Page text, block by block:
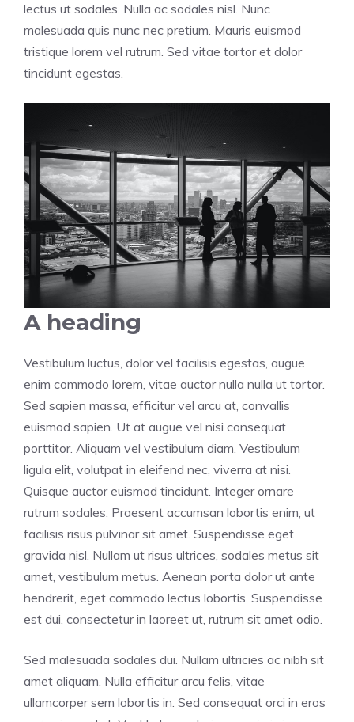
lectus ut sodales. Nulla ac sodales nisl. Nunc
malesuada quis nunc nec pretium. Mauris euismod
tristique lorem vel rutrum. Sed vitae tortor et dolor
tincidunt egestas.
A heading
Vestibulum luctus, dolor vel facilisis egestas, augue
enim commodo lorem, vitae auctor nulla nulla ut tortor.
Sed sapien massa, efficitur vel arcu at, convallis
euismod sapien. Ut at augue vel nisi consequat
porttitor. Aliquam vel vestibulum diam. Vestibulum
ligula elit, volutpat in eleifend nec, viverra at nisi.
Quisque auctor euismod tincidunt. Integer ornare
rutrum sodales. Praesent accumsan lobortis enim, ut
facilisis risus pulvinar sit amet. Suspendisse eget
gravida nisl. Nullam ut risus ultrices, sodales metus sit
amet, vestibulum metus. Aenean porta dolor ut ante
hendrerit, eget commodo lectus lobortis. Suspendisse
est dui, consectetur in laoreet ut, rutrum sit amet odio.
Sed malesuada sodales dui. Nullam ultricies ac nibh sit
amet aliquam. Nulla efficitur arcu felis, vitae
ullamcorper sem lobortis in. Sed consequat orci in eros